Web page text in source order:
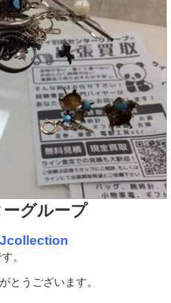
グループ
。
とうございます。